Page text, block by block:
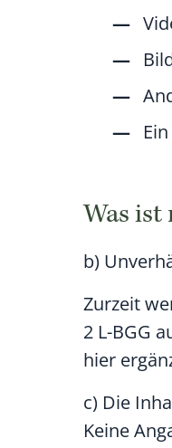
Was
b)
Zurzeit
2 L-BGG
hier
c) Die
Keine